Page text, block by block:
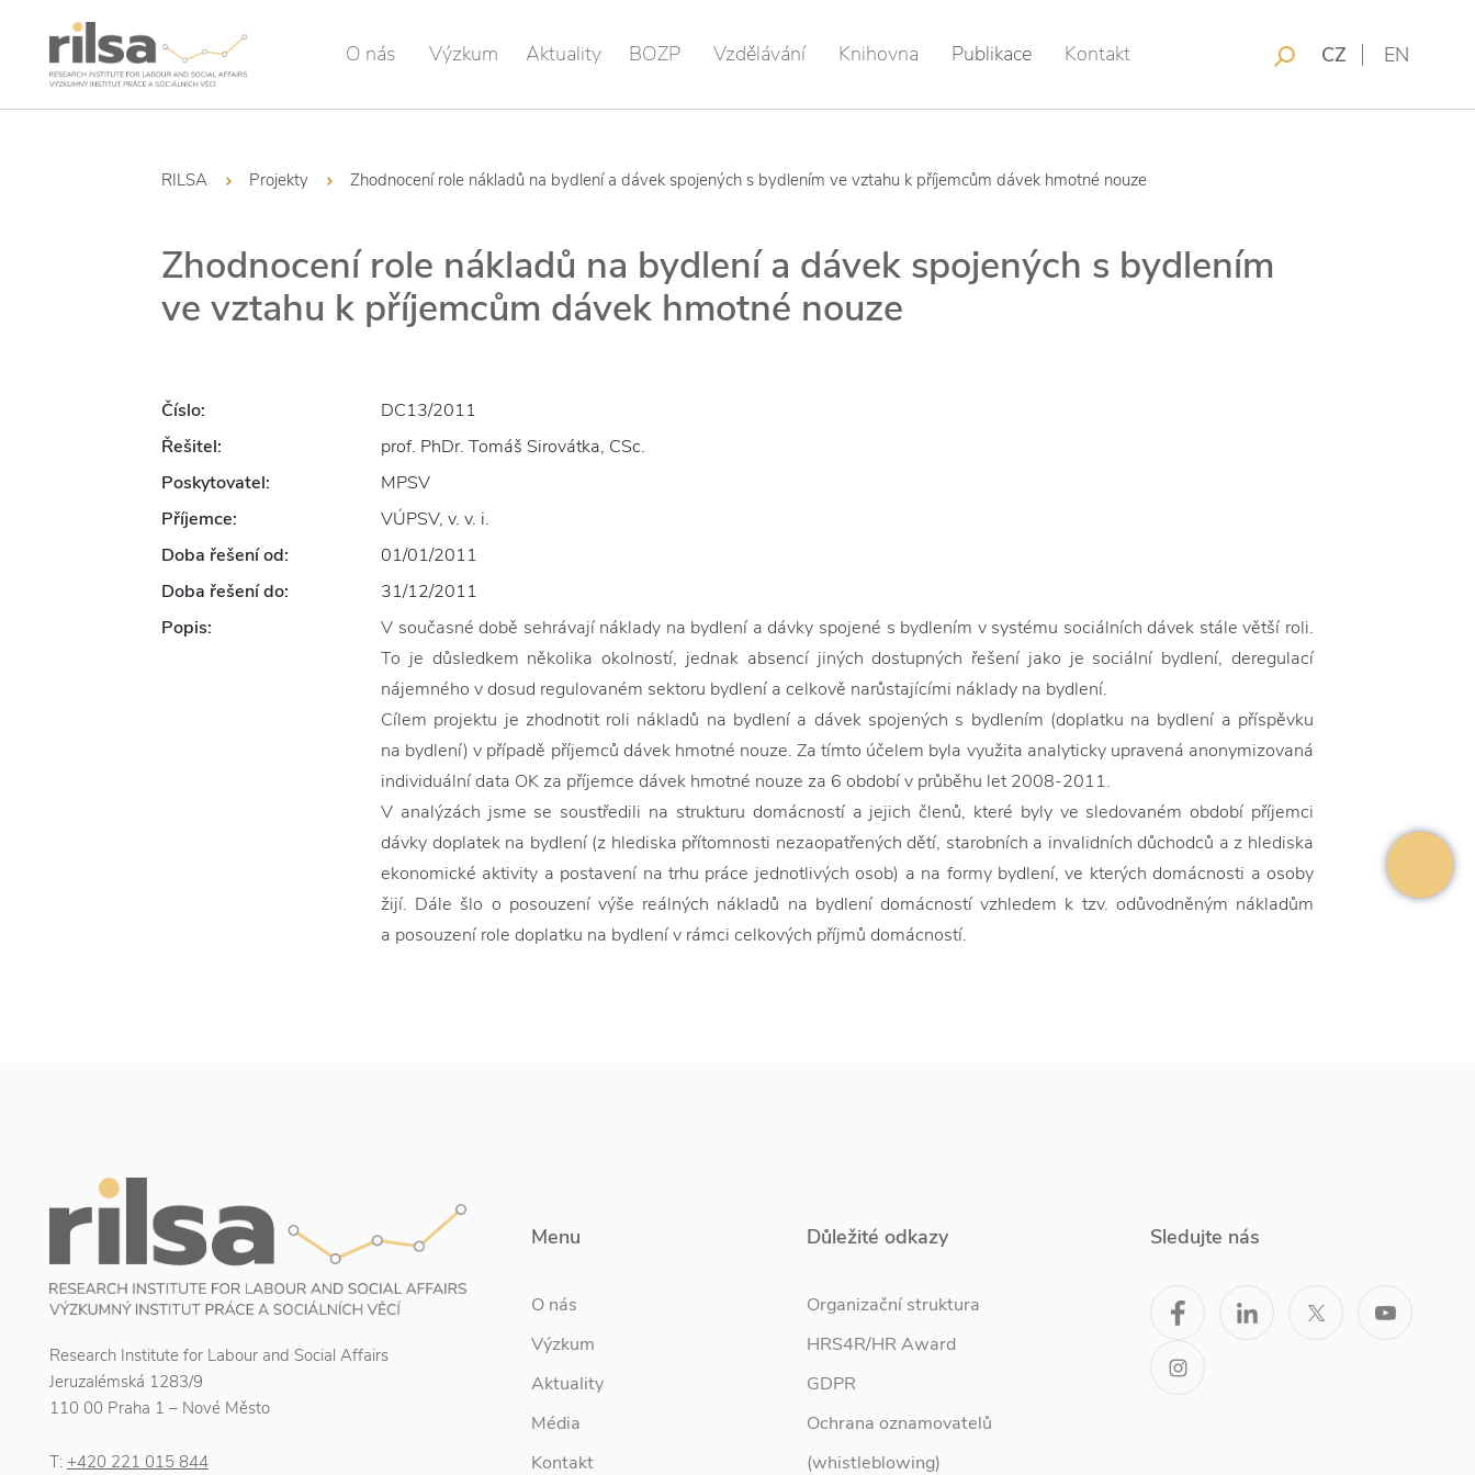
O nás Výzkum Aktuality BOZP Vzdělávání Knihovna Publikace Kontakt CZ EN
RILSA Projekty Zhodnocení role nákladů na bydlení a dávek spojených s bydlením ve vztahu k příjemcům dávek hmotné nouze
Zhodnocení role nákladů na bydlení a dávek spojených s bydlením
ve vztahu k příjemcům dávek hmotné nouze
Číslo:
DC13/2011
Řešitel:
prof. PhDr. Tomáš Sirovátka, CSc.
Poskytovatel:
MPSV
Příjemce:
VÚPSV, v. v. i.
Doba řešení od:
01/01/2011
Doba řešení do:
31/12/2011
Popis:
V současné době sehrávají náklady na bydlení a dávky spojené s bydlením v systému sociálních dávek stále větší roli.
To je důsledkem několika okolností, jednak absencí jiných dostupných řešení jako je sociální bydlení, deregulací
nájemného v dosud regulovaném sektoru bydlení a celkově narůstajícími náklady na bydlení.
Cílem projektu je zhodnotit roli nákladů na bydlení a dávek spojených s bydlením (doplatku na bydlení a příspěvku
na bydlení) v případě příjemců dávek hmotné nouze. Za tímto účelem byla využita analyticky upravená anonymizovaná
individuální data OK za příjemce dávek hmotné nouze za 6 období v průběhu let 2008-2011.
V analýzách jsme se soustředili na strukturu domácností a jejich členů, které byly ve sledovaném období příjemci
dávky doplatek na bydlení (z hlediska přítomnosti nezaopatřených dětí, starobních a invalidních důchodců a z hlediska
ekonomické aktivity a postavení na trhu práce jednotlivých osob) a na formy bydlení, ve kterých domácnosti a osoby
žijí. Dále šlo o posouzení výše reálných nákladů na bydlení domácností vzhledem k tzv. odůvodněným nákladům
a posouzení role doplatku na bydlení v rámci celkových příjmů domácností.
Research Institute for Labour and Social Affairs
Jeruzalémská 1283/9
110 00 Praha 1 – Nové Město
T: +420 221 015 844
Menu
O nás
Výzkum
Aktuality
Média
Kontakt
Důležité odkazy
Organizační struktura
HRS4R/HR Award
GDPR
Ochrana oznamovatelů
(whistleblowing)
Sledujte nás